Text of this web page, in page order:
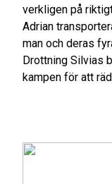
verkligen på
Adrian
man och deras
Drottning Silvias
kampen för att